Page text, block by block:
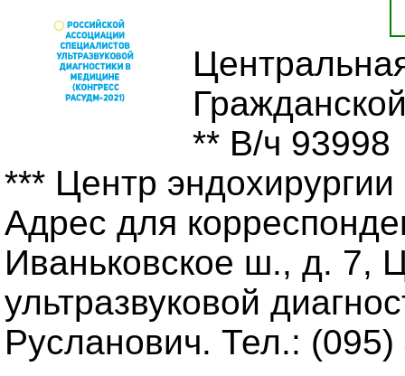
** В/ч 93998
*** Центр
Адрес для
Иваньковское ш., д. 7,
ультразвуковой
Русланович. Тел.: